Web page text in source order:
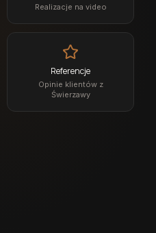
Realizacje na video
Referencje
Opinie klientów z
Świerzawy